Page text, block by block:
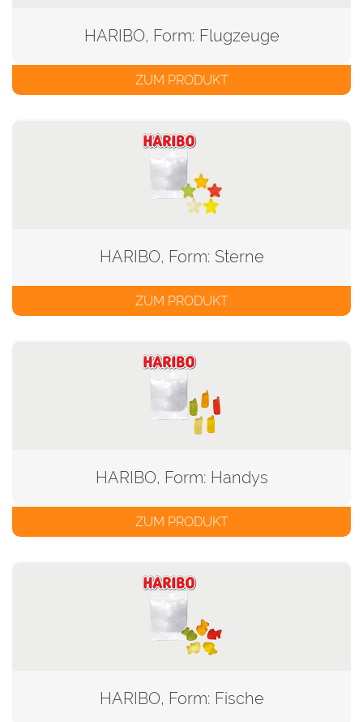
HARIBO, Form: Flugzeuge
ZUM PRODUKT
HARIBO, Form: Sterne
ZUM PRODUKT
HARIBO, Form: Handys
ZUM PRODUKT
HARIBO, Form: Fische